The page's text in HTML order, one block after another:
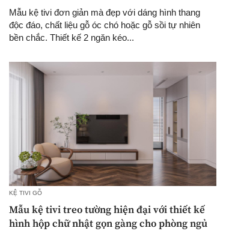
Mẫu kệ tivi đơn giản mà đẹp với dáng hình thang
độc đáo, chất liệu gỗ óc chó hoặc gỗ sồi tự nhiên
bền chắc. Thiết kế 2 ngăn kéo...
KỆ TIVI GỖ
Mẫu kệ tivi treo tường hiện đại với thiết kế
hình hộp chữ nhật gọn gàng cho phòng ngủ